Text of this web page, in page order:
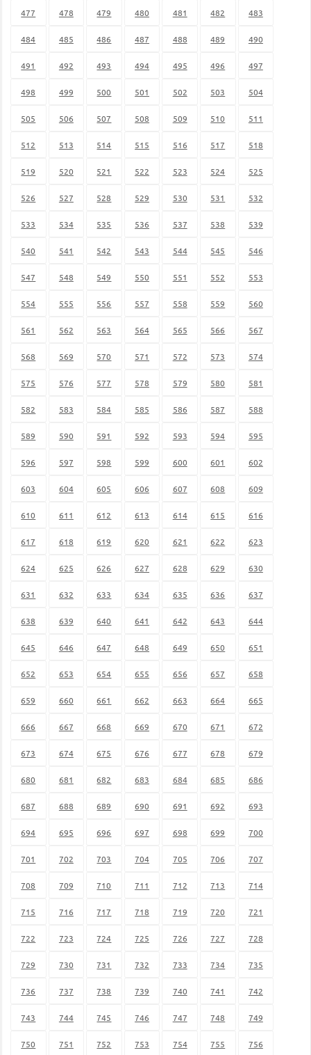
477 478 479 480 481 482 483
484 485 486 487 488 489 490
491 492 493 494 495 496 497
498 499 500 501 502 503 504
505 506 507 508 509 510 511
512 513 514 515 516 517 518
519 520 521 522 523 524 525
526 527 528 529 530 531 532
533 534 535 536 537 538 539
540 541 542 543 544 545 546
547 548 549 550 551 552 553
554 555 556 557 558 559 560
561 562 563 564 565 566 567
568 569 570 571 572 573 574
575 576 577 578 579 580 581
582 583 584 585 586 587 588
589 590 591 592 593 594 595
596 597 598 599 600 601 602
603 604 605 606 607 608 609
610 611 612 613 614 615 616
617 618 619 620 621 622 623
624 625 626 627 628 629 630
631 632 633 634 635 636 637
638 639 640 641 642 643 644
645 646 647 648 649 650 651
652 653 654 655 656 657 658
659 660 661 662 663 664 665
666 667 668 669 670 671 672
673 674 675 676 677 678 679
680 681 682 683 684 685 686
687 688 689 690 691 692 693
694 695 696 697 698 699 700
701 702 703 704 705 706 707
708 709 710 711 712 713 714
715 716 717 718 719 720 721
722 723 724 725 726 727 728
729 730 731 732 733 734 735
736 737 738 739 740 741 742
743 744 745 746 747 748 749
750 751 752 753 754 755 756